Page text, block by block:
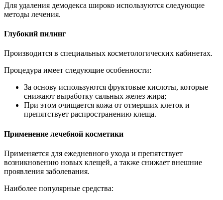
Для удаления демодекса широко используются следующие
методы лечения.
Глубокий пилинг
Производится в специальных косметологических кабинетах.
Процедура имеет следующие особенности:
За основу используются фруктовые кислоты, которые
снижают выработку сальных желез жира;
При этом очищается кожа от отмерших клеток и
препятствует распространению клеща.
Применение лечебной косметики
Применяется для ежедневного ухода и препятствует
возникновению новых клещей, а также снижает внешние
проявления заболевания.
Наиболее популярные средства: